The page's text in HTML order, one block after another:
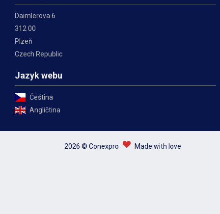
Daimlerova 6
312 00
Plzeň
Czech Republic
Jazyk webu
Čeština
Angličtina
2026 © Conexpro Made with love